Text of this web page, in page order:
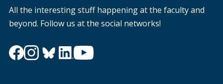
All the interesting stuff happening at the faculty and
beyond. Follow us at the social networks!